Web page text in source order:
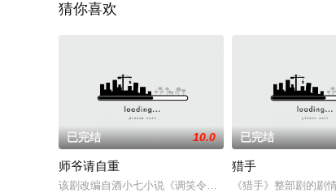
猜你喜欢
已完结 10.0
师爷请自重
该剧改编自酒小七小说《调笑令》，讲述了欢喜冤家谭铃
已完结
猎手
《猎手》整部剧的剧